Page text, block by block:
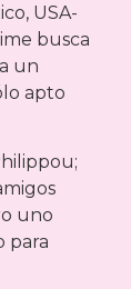
USA-
busca
un
apto
uno
para